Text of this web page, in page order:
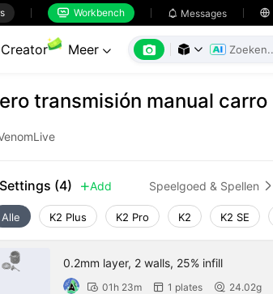
 Workbench  Messages 
Creator Meer    
transmisión manual carro
(4) Add Speelgoed & Spellen 
Alle K2 Plus K2 Pro K2 K2 SE
0.2mm layer, 2 walls, 25% infill
 01h 23m  1 plates  24.02g